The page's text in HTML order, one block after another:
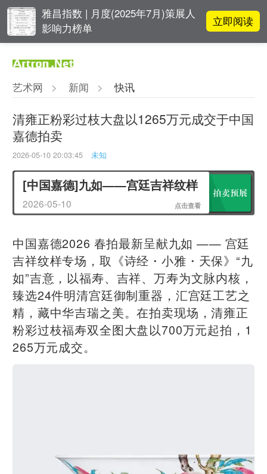
雅昌指数 | 月度(2025年7月)策展人
影响力榜单
立即阅读
为策展式艺术商业综合体？
春雨斋主人房茂梁：“好运气”的90
后古玩经纪人
艺术网 > 新闻 > 快讯
清雍正粉彩过枝大盘以1265万元成交于中国
嘉德拍卖
2026-05-10 20:03:45 未知
[中国嘉德]九如——宫廷吉祥纹样
2026-05-10 点击查看
中国嘉德2026 春拍最新呈献九如 —— 宫廷
吉祥纹样专场，取《诗经・小雅・天保》“九
如”吉意，以福寿、吉祥、万寿为文脉内核，
臻选24件明清宫廷御制重器，汇宫廷工艺之
精，藏中华吉瑞之美。在拍卖现场，清雍正
粉彩过枝福寿双全图大盘以700万元起拍，1
265万元成交。